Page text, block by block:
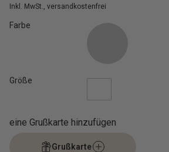
Inkl. MwSt., versandkostenfrei
Farbe
Größe
eine Grußkarte hinzufügen
Grußkarte